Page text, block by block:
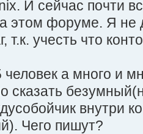
И сейчас почти
этом форуме. Я не
т.к. учесть что
а много и
сказать
внутри
Чего пишут?